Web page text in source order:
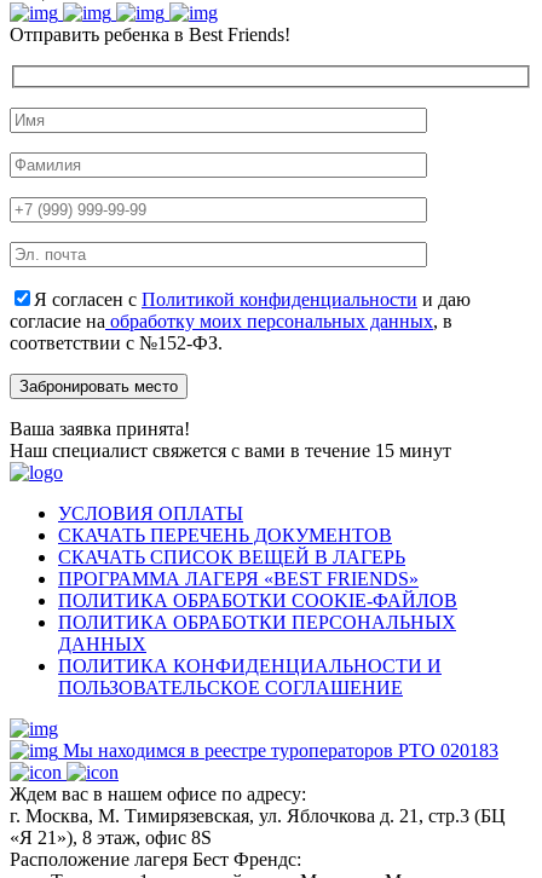
Отправить ребенка в Best Friends!
Я согласен с Политикой конфиденциальности и даю
согласие на обработку моих персональных данных, в
соответствии с №152-ФЗ.
Ваша заявка принята!
Наш специалист свяжется с вами в течение 15 минут
УСЛОВИЯ ОПЛАТЫ
СКАЧАТЬ ПЕРЕЧЕНЬ ДОКУМЕНТОВ
СКАЧАТЬ СПИСОК ВЕЩЕЙ В ЛАГЕРЬ
ПРОГРАММА ЛАГЕРЯ «BEST FRIENDS»
ПОЛИТИКА ОБРАБОТКИ COOKIE-ФАЙЛОВ
ПОЛИТИКА ОБРАБОТКИ ПЕРСОНАЛЬНЫХ
ДАННЫХ
ПОЛИТИКА КОНФИДЕНЦИАЛЬНОСТИ И
ПОЛЬЗОВАТЕЛЬСКОЕ СОГЛАШЕНИЕ
Мы находимся в реестре туроператоров РТО 020183
Ждем вас в нашем офисе по адресу:
г. Москва, М. Тимирязевская, ул. Яблочкова д. 21, стр.3 (БЦ
«Я 21»), 8 этаж, офис 8S
Расположение лагеря Бест Френдс: